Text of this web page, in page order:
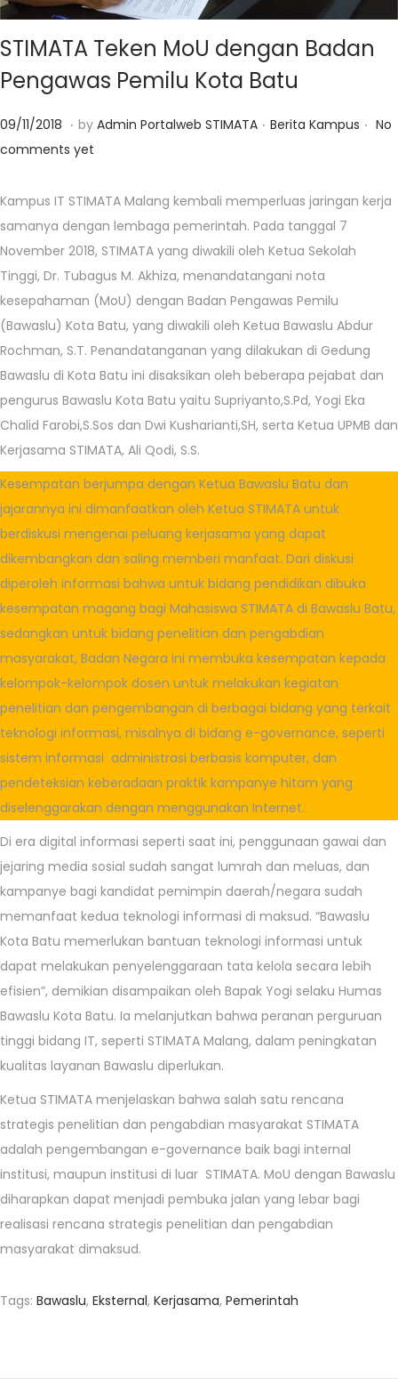
STIMATA Teken MoU dengan Badan
Pengawas Pemilu Kota Batu
Posted on
09/11/2018 0
1
0
3
/
2
0
2
3
. by Admin Portalweb STIMATA . Posted in
Berita Kampus . No
comments yet
Kampus IT STIMATA Malang kembali memperluas jaringan kerja
samanya dengan lembaga pemerintah. Pada tanggal 7
November 2018, STIMATA yang diwakili oleh Ketua Sekolah
Tinggi, Dr. Tubagus M. Akhiza, menandatangani nota
kesepahaman (MoU) dengan Badan Pengawas Pemilu
(Bawaslu) Kota Batu, yang diwakili oleh Ketua Bawaslu Abdur
Rochman, S.T. Penandatanganan yang dilakukan di Gedung
Bawaslu di Kota Batu ini disaksikan oleh beberapa pejabat dan
pengurus Bawaslu Kota Batu yaitu Supriyanto,S.Pd, Yogi Eka
Chalid Farobi,S.Sos dan Dwi Kusharianti,SH, serta Ketua UPMB dan
Kerjasama STIMATA, Ali Qodi, S.S.
Kesempatan berjumpa dengan Ketua Bawaslu Batu dan
jajarannya ini dimanfaatkan oleh Ketua STIMATA untuk
berdiskusi mengenai peluang kerjasama yang dapat
dikembangkan dan saling memberi manfaat. Dari diskusi
diperoleh informasi bahwa untuk bidang pendidikan dibuka
kesempatan magang bagi Mahasiswa STIMATA di Bawaslu Batu,
sedangkan untuk bidang penelitian dan pengabdian
masyarakat, Badan Negara ini membuka kesempatan kepada
kelompok-kelompok dosen untuk melakukan kegiatan
penelitian dan pengembangan di berbagai bidang yang terkait
teknologi informasi, misalnya di bidang e-governance, seperti
sistem informasi administrasi berbasis komputer, dan
pendeteksian keberadaan praktik kampanye hitam yang
diselenggarakan dengan menggunakan Internet.
Di era digital informasi seperti saat ini, penggunaan gawai dan
jejaring media sosial sudah sangat lumrah dan meluas, dan
kampanye bagi kandidat pemimpin daerah/negara sudah
memanfaat kedua teknologi informasi di maksud. “Bawaslu
Kota Batu memerlukan bantuan teknologi informasi untuk
dapat melakukan penyelenggaraan tata kelola secara lebih
efisien”, demikian disampaikan oleh Bapak Yogi selaku Humas
Bawaslu Kota Batu. Ia melanjutkan bahwa peranan perguruan
tinggi bidang IT, seperti STIMATA Malang, dalam peningkatan
kualitas layanan Bawaslu diperlukan.
Ketua STIMATA menjelaskan bahwa salah satu rencana
strategis penelitian dan pengabdian masyarakat STIMATA
adalah pengembangan e-governance baik bagi internal
institusi, maupun institusi di luar STIMATA. MoU dengan Bawaslu
diharapkan dapat menjadi pembuka jalan yang lebar bagi
realisasi rencana strategis penelitian dan pengabdian
masyarakat dimaksud.
Tags: Bawaslu, Eksternal, Kerjasama, Pemerintah